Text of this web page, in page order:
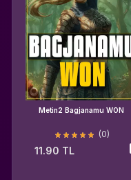
Metin2 Bagjanamu WON
(0)
11.90 TL